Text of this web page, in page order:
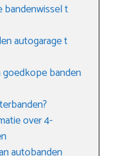
t
autogarage t
banden
over 4-
autobanden